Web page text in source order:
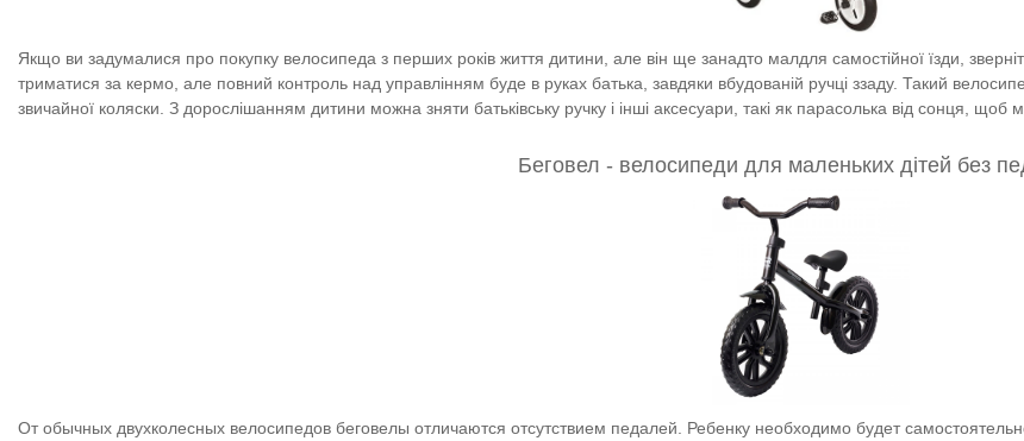
Якщо ви задумалися про покупку велосипеда з перших років життя дитини, але він ще занадто малдля самостійної їзди,
триматися за кермо, але повний контроль над управлінням буде в руках батька, завдяки вбудованій ручці ззаду. Такий
звичайної коляски. З дорослішанням дитини можна зняти батьківську ручку і інші аксесуари, такі як парасолька від сонця, щоб
Беговел - велосипеди для маленьких дітей без
От обычных двухколесных велосипедов беговелы отличаются отсутствием педалей. Ребенку необходимо будет